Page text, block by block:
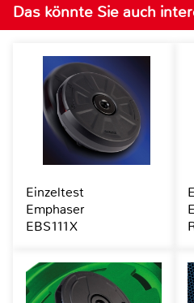
Das könnte Sie auch
Einzeltest
Emphaser
EBS111X